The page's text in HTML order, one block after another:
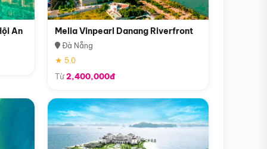
An Melia Vinpearl Danang Riverfront
Đà Nẵng
★ 5.0
Từ2,400,000đ